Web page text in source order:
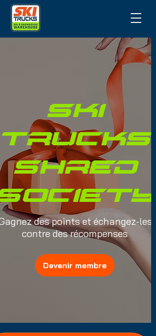
Ski
Shred
des points et échangez-les
contre des récompenses
Devenir membre